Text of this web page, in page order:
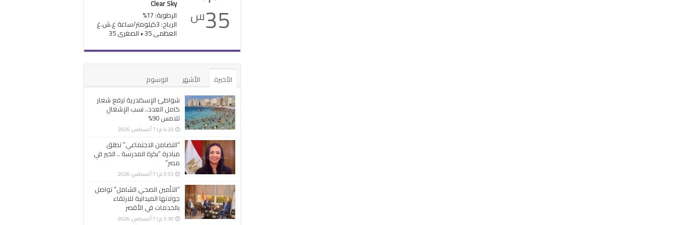
35س
Clear Sky
الرطوبة: 17%
الرياح: 3كيلومتر/ساعة غ.ش.غ
العظمى 35 • الصغرى 35
الأخيرة الأشهر
الوسوم
شواطئ الإسكندرية ترفع شعار
كامل العدد.. نسب الإشغال
تلامس 90%
4:20 م | 7 أغسطس، 2026
“التضامن الاجتماعي” تطلق
مبادرة “بكرة المدرسة .. الخير في
مصر”
3:55 م | 7 أغسطس، 2026
“التأمين الصحي الشامل” تواصل
جولاتها الميدانية للارتقاء
بالخدمات في الأقصر
3:30 م | 7 أغسطس، 2026